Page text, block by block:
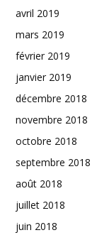
avril 2019
mars 2019
février 2019
janvier 2019
décembre 2018
novembre 2018
octobre 2018
septembre 2018
août 2018
juillet 2018
juin 2018